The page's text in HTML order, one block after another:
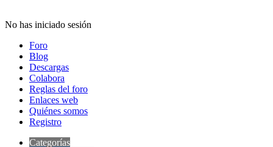
No has iniciado sesión
Foro
Blog
Descargas
Colabora
Reglas del foro
Enlaces web
Quiénes somos
Registro
Categorías